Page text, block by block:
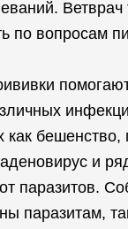
по вопросам
как бешенство,
и
паразитов.
паразитам,